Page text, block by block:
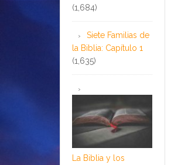
(1,684)
Siete Familias de
la Biblia: Capítulo 1
(1,635)
La Biblia y los